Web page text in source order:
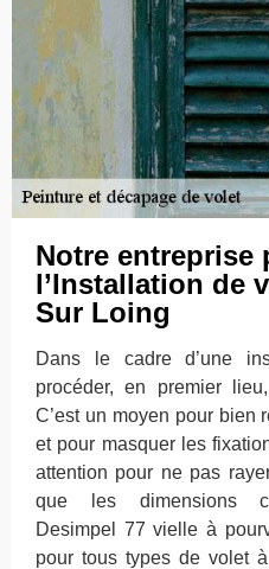
Notre entreprise
l’Installation de
Sur Loing
Dans le cadre d’une
procéder, en premier
C’est un moyen pour bien
et pour masquer les
attention pour ne pas
que les dimensions
Desimpel 77 vielle à
pour tous types de volet